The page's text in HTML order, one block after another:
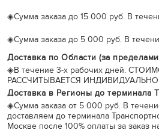
◈Сумма заказа до 15 000 руб. В
◈Сумма заказа до 5 000 руб. В
Доставка по Области (за
◈В течение 3-х рабочих дней.
РАССЧИТЫВАЕТСЯ
Доставка в Регионы до терминала
◈Сумма заказа от 5 000 руб. В
доставляем до терминала
Москве после 100% оплаты за заказ